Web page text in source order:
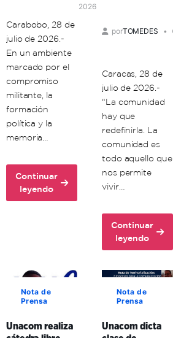
2026
Carabobo, 28 de
julio de 2026.-
En un ambiente
marcado por el
compromiso
militante, la
formación
política y la
memoria…
Continuar
leyendo
about
Unacom
Hugo
Chávez
porTOMEDES
Caracas, 28 de
julio de 2026.-
“La comunidad
hay que
redefinirla. La
comunidad es
todo aquello que
nos permite
vivir…
Continuar
leyendo
about
Ante
guerra
cognitiva,
investigador
expresó
Nota de
Prensa
Unacom realiza
Nota de
Prensa
Unacom dicta